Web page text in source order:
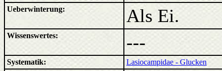
Ueberwinterung: Als Ei.
Wissenswertes: ---
Systematik:
Lasiocampidae - Glucken